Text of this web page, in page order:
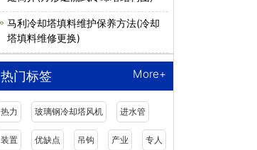
马利冷却塔填料维护保养方法(冷却
塔填料维修更换)
热门标签 More+
热力 玻璃钢冷却塔风机 进水管
装置 优缺点 吊钩 产业 专人